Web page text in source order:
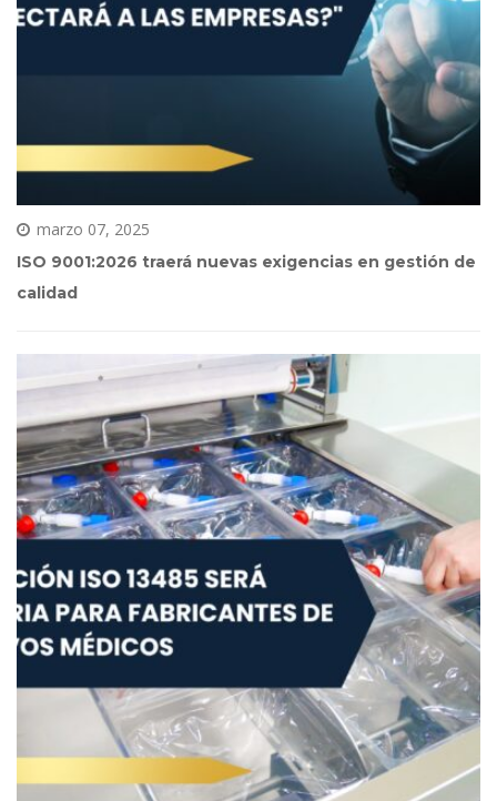
marzo 07, 2025
ISO 9001:2026 traerá nuevas exigencias en gestión de
calidad